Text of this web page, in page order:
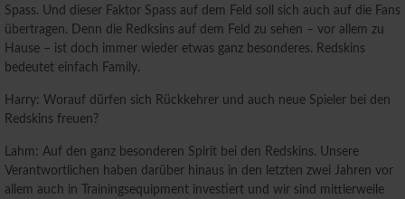
Spass. Und dieser Faktor Spass auf dem Feld soll sich auch auf die Fans
übertragen. Denn die Redksins auf dem Feld zu sehen – vor allem zu
Hause – ist doch immer wieder etwas ganz besonderes. Redskins
bedeutet einfach Family.
Harry: Worauf dürfen sich Rückkehrer und auch neue Spieler bei den
Redskins freuen?
Lahm: Auf den ganz besonderen Spirit bei den Redskins. Unsere
Verantwortlichen haben darüber hinaus in den letzten zwei Jahren vor
allem auch in Trainingsequipment investiert und wir sind mittlerweile